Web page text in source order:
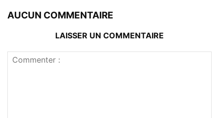
AUCUN COMMENTAIRE
LAISSER UN COMMENTAIRE